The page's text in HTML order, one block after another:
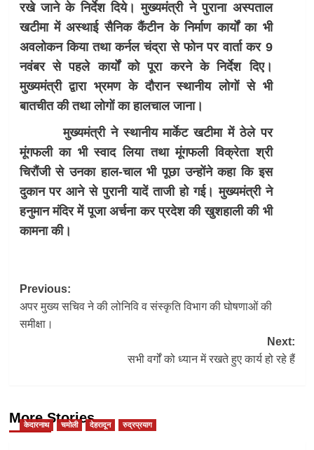
रखे जाने के निर्देश दिये। मुख्यमंत्री ने पुराना अस्पताल
खटीमा में अस्थाई सैनिक कैंटीन के निर्माण कार्यों का भी
अवलोकन किया तथा कर्नल चंद्रा से फोन पर वार्ता कर 9
नवंबर से पहले कार्यों को पूरा करने के निर्देश दिए।
मुख्यमंत्री द्वारा भ्रमण के दौरान स्थानीय लोगों से भी
बातचीत की तथा लोगों का हालचाल जाना।
मुख्यमंत्री ने स्थानीय मार्केट खटीमा में ठेले पर
मूंगफली का भी स्वाद लिया तथा मूंगफली विक्रेता श्री
चिरौंजी से उनका हाल-चाल भी पूछा उन्होंने कहा कि इस
दुकान पर आने से पुरानी यादें ताजी हो गई। मुख्यमंत्री ने
हनुमान मंदिर में पूजा अर्चना कर प्रदेश की खुशहाली की भी
कामना की।
Post
navigation
Previous:
अपर मुख्य सचिव ने की लोनिवि व संस्कृति विभाग की घोषणाओं की
समीक्षा।
Next:
सभी वर्गों को ध्यान में रखते हुए कार्य हो रहे हैं
More Stories
केदारनाथ चमोली देहरादून रुद्रप्रयाग